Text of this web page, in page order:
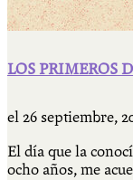
LOS PRIMEROS
el 26 septiembre,
El día que la
ocho años, me